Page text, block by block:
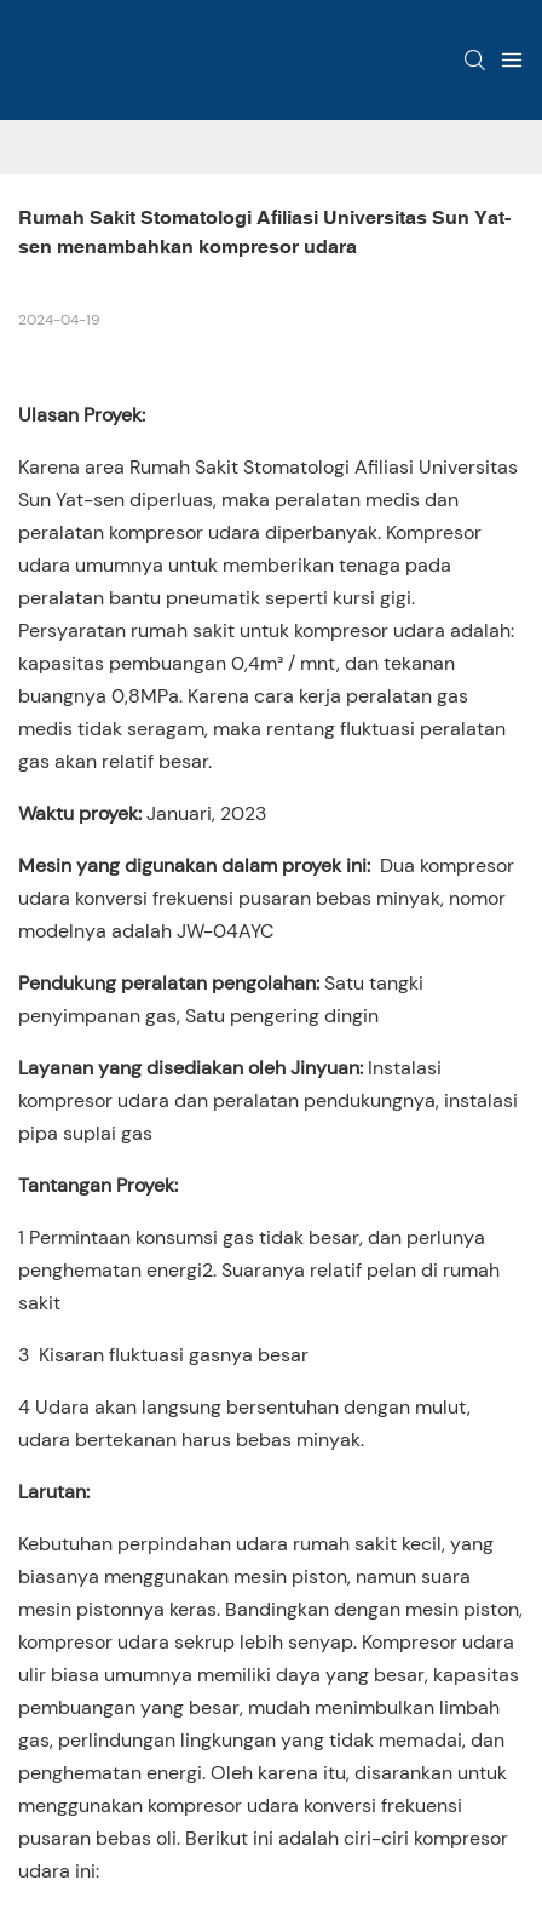
Rumah Sakit Stomatologi Afiliasi Universitas Sun Yat-
sen menambahkan kompresor udara
2024-04-19
Ulasan Proyek:
Karena area Rumah Sakit Stomatologi Afiliasi Universitas
Sun Yat-sen diperluas, maka peralatan medis dan
peralatan kompresor udara diperbanyak. Kompresor
udara umumnya untuk memberikan tenaga pada
peralatan bantu pneumatik seperti kursi gigi.
Persyaratan rumah sakit untuk kompresor udara adalah:
kapasitas pembuangan 0,4m³ / mnt, dan tekanan
buangnya 0,8MPa. Karena cara kerja peralatan gas
medis tidak seragam, maka rentang fluktuasi peralatan
gas akan relatif besar.
Waktu proyek:Januari, 2023
Mesin yang digunakan dalam proyek ini: Dua kompresor
udara konversi frekuensi pusaran bebas minyak, nomor
modelnya adalah JW-04AYC
Pendukung peralatan pengolahan:Satu tangki
penyimpanan gas, Satu pengering dingin
Layanan yang disediakan oleh Jinyuan: Instalasi
kompresor udara dan peralatan pendukungnya, instalasi
pipa suplai gas
Tantangan Proyek:
1 Permintaan konsumsi gas tidak besar, dan perlunya
penghematan energi2. Suaranya relatif pelan di rumah
sakit
3 Kisaran fluktuasi gasnya besar
4 Udara akan langsung bersentuhan dengan mulut,
udara bertekanan harus bebas minyak.
Larutan:
Kebutuhan perpindahan udara rumah sakit kecil, yang
biasanya menggunakan mesin piston, namun suara
mesin pistonnya keras. Bandingkan dengan mesin piston,
kompresor udara sekrup lebih senyap. Kompresor udara
ulir biasa umumnya memiliki daya yang besar, kapasitas
pembuangan yang besar, mudah menimbulkan limbah
gas, perlindungan lingkungan yang tidak memadai, dan
penghematan energi. Oleh karena itu, disarankan untuk
menggunakan kompresor udara konversi frekuensi
pusaran bebas oli. Berikut ini adalah ciri-ciri kompresor
udara ini: